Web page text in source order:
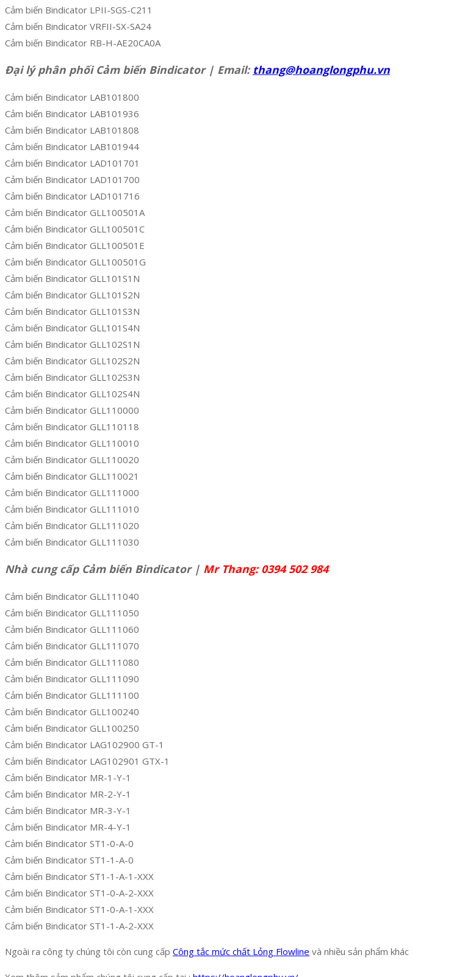
Cảm biến Bindicator LPII-SGS-C211
Cảm biến Bindicator VRFII-SX-SA24
Cảm biến Bindicator RB-H-AE20CA0A
Đại lý phân phối Cảm biến Bindicator | Email: thang@hoanglongphu.vn
Cảm biến Bindicator LAB101800
Cảm biến Bindicator LAB101936
Cảm biến Bindicator LAB101808
Cảm biến Bindicator LAB101944
Cảm biến Bindicator LAD101701
Cảm biến Bindicator LAD101700
Cảm biến Bindicator LAD101716
Cảm biến Bindicator GLL100501A
Cảm biến Bindicator GLL100501C
Cảm biến Bindicator GLL100501E
Cảm biến Bindicator GLL100501G
Cảm biến Bindicator GLL101S1N
Cảm biến Bindicator GLL101S2N
Cảm biến Bindicator GLL101S3N
Cảm biến Bindicator GLL101S4N
Cảm biến Bindicator GLL102S1N
Cảm biến Bindicator GLL102S2N
Cảm biến Bindicator GLL102S3N
Cảm biến Bindicator GLL102S4N
Cảm biến Bindicator GLL110000
Cảm biến Bindicator GLL110118
Cảm biến Bindicator GLL110010
Cảm biến Bindicator GLL110020
Cảm biến Bindicator GLL110021
Cảm biến Bindicator GLL111000
Cảm biến Bindicator GLL111010
Cảm biến Bindicator GLL111020
Cảm biến Bindicator GLL111030
Nhà cung cấp Cảm biến Bindicator | Mr Thang: 0394 502 984
Cảm biến Bindicator GLL111040
Cảm biến Bindicator GLL111050
Cảm biến Bindicator GLL111060
Cảm biến Bindicator GLL111070
Cảm biến Bindicator GLL111080
Cảm biến Bindicator GLL111090
Cảm biến Bindicator GLL111100
Cảm biến Bindicator GLL100240
Cảm biến Bindicator GLL100250
Cảm biến Bindicator LAG102900 GT-1
Cảm biến Bindicator LAG102901 GTX-1
Cảm biến Bindicator MR-1-Y-1
Cảm biến Bindicator MR-2-Y-1
Cảm biến Bindicator MR-3-Y-1
Cảm biến Bindicator MR-4-Y-1
Cảm biến Bindicator ST1-0-A-0
Cảm biến Bindicator ST1-1-A-0
Cảm biến Bindicator ST1-1-A-1-XXX
Cảm biến Bindicator ST1-0-A-2-XXX
Cảm biến Bindicator ST1-0-A-1-XXX
Cảm biến Bindicator ST1-1-A-2-XXX
Ngoài ra công ty chúng tôi còn cung cấp Công tắc mức chất Lỏng Flowline và nhiều sản phẩm khác